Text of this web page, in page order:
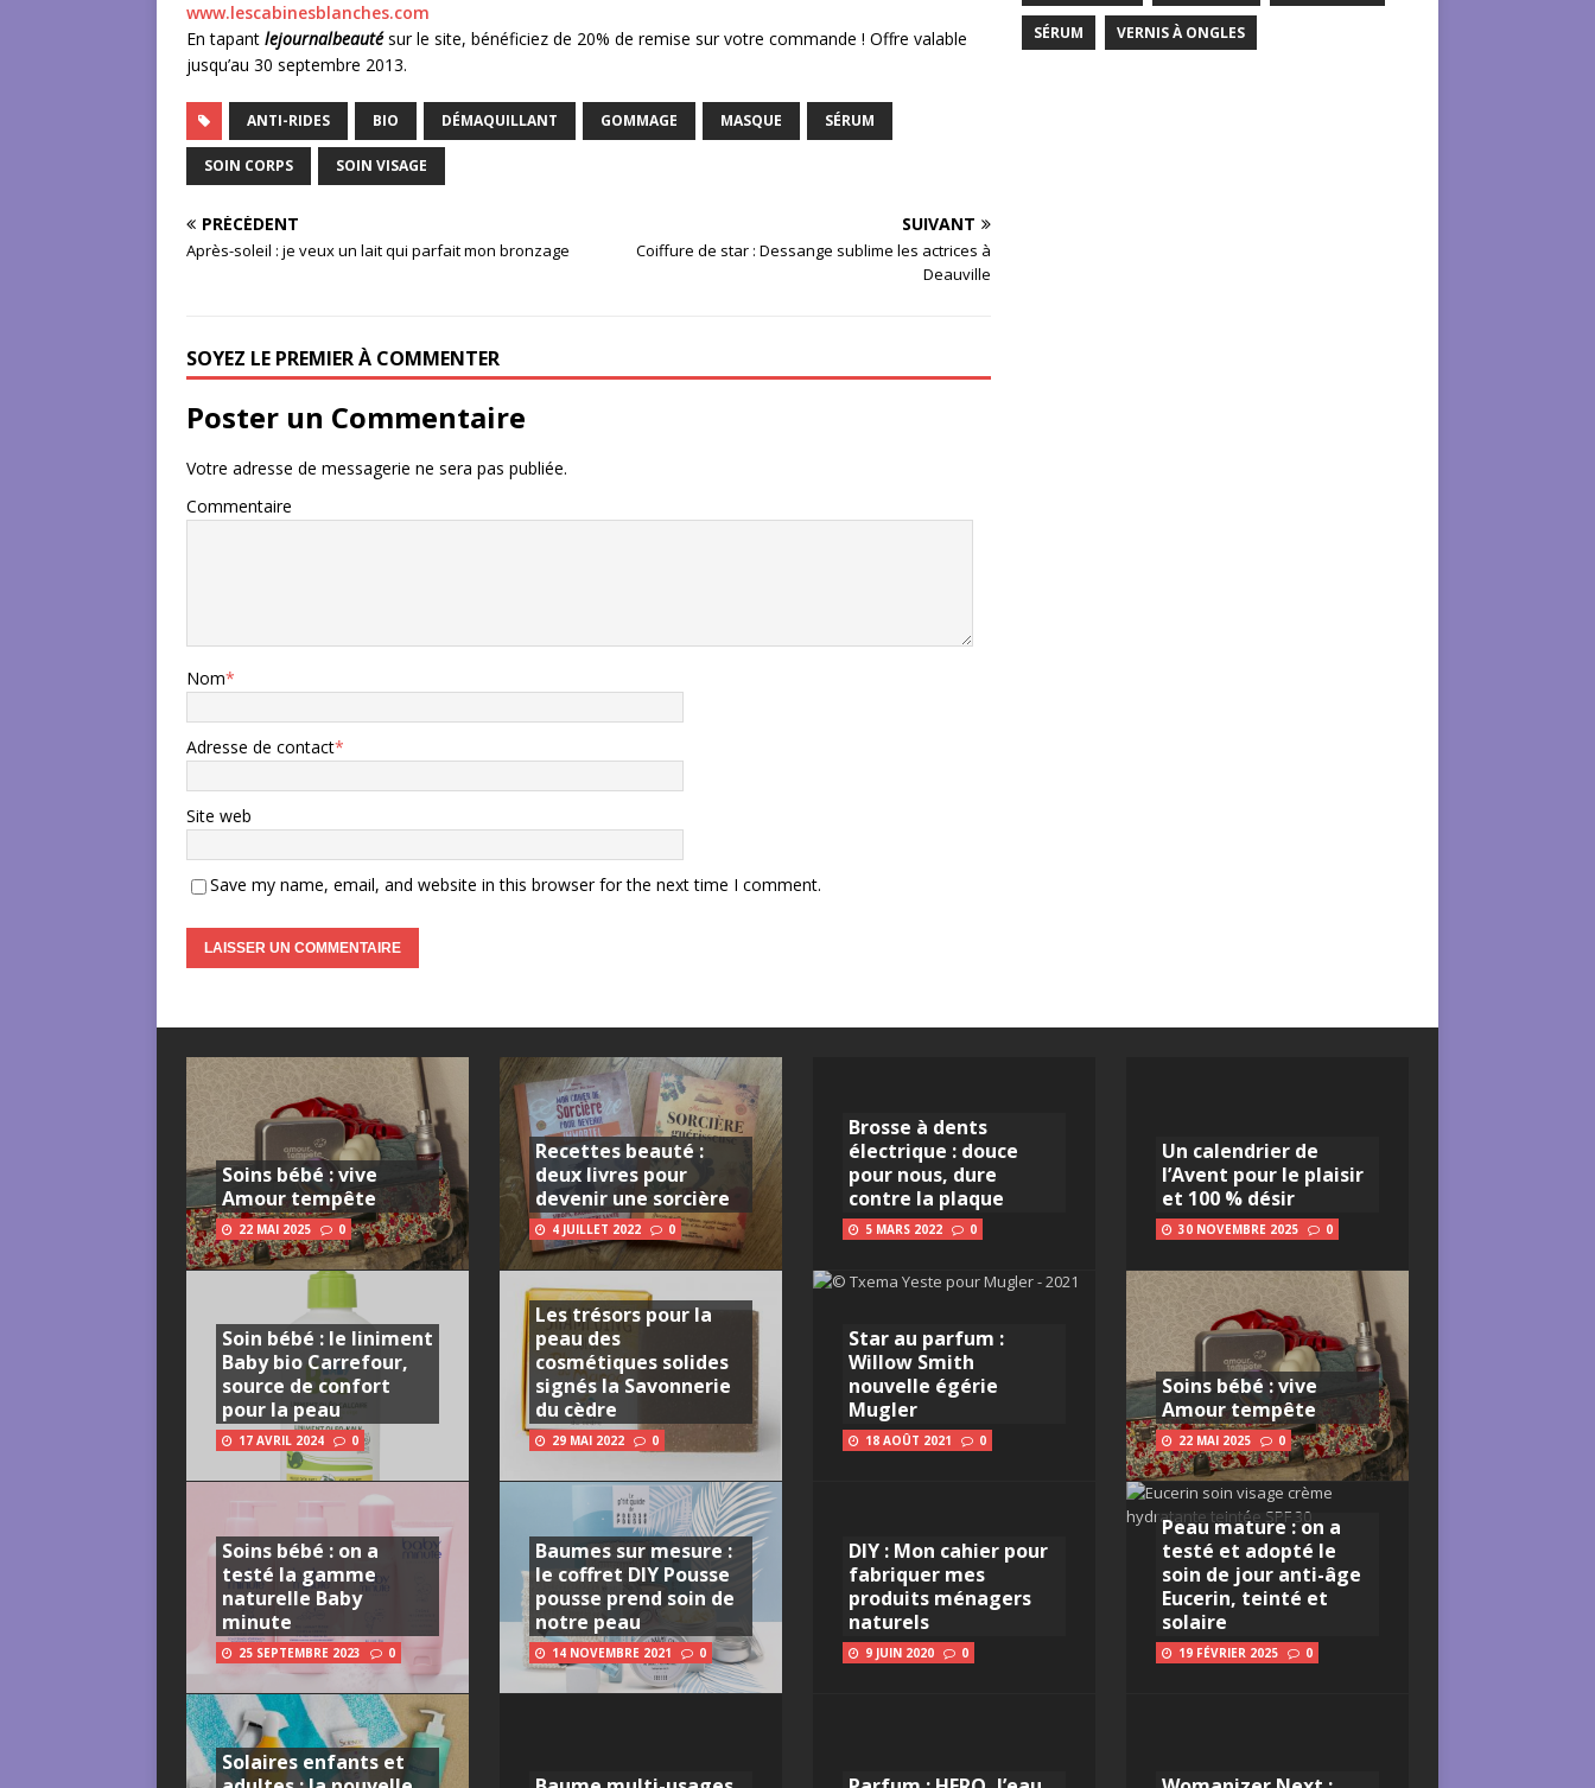
www.lescabinesblanches.com
En tapant lejournalbeautésur le site, bénéficiez de 20% de remise sur votre commande ! Offre valable
jusqu’au 30 septembre 2013.
ANTI-RIDES BIO DÉMAQUILLANT GOMMAGE MASQUE SÉRUM
SOIN CORPS SOIN VISAGE
PRÉCÉDENT
Après-soleil : je veux un lait qui parfait mon bronzage
SUIVANT
Coiffure de star : Dessange sublime les actrices à
Deauville
SOYEZ LE PREMIER À COMMENTER
Poster un Commentaire
Votre adresse de messagerie ne sera pas publiée.
Commentaire
Nom*
Adresse de contact*
Site web
Save my name, email, and website in this browser for the next time I comment.
SÉRUM VERNIS À ONGLES
Soins bébé : vive
Amour tempête
22 MAI 2025 0
Soin bébé : le liniment
Baby bio Carrefour,
source de confort
pour la peau
17 AVRIL 2024 0
Soins bébé : on a
testé la gamme
naturelle Baby
minute
25 SEPTEMBRE 2023 0
Solaires enfants et
Recettes beauté :
deux livres pour
devenir une sorcière
4 JUILLET 2022 0
Les trésors pour la
peau des
cosmétiques solides
signés la Savonnerie
du cèdre
29 MAI 2022 0
Baumes sur mesure :
le coffret DIY Pousse
pousse prend soin de
notre peau
14 NOVEMBRE 2021 0
Brosse à dents
électrique : douce
pour nous, dure
contre la plaque
5 MARS 2022 0
Star au parfum :
Willow Smith
nouvelle égérie
Mugler
18 AOÛT 2021 0
DIY : Mon cahier pour
fabriquer mes
produits ménagers
naturels
9 JUIN 2020 0
Un calendrier de
l’Avent pour le plaisir
et 100 % désir
30 NOVEMBRE 2025 0
Soins bébé : vive
Amour tempête
22 MAI 2025 0
Peau mature : on a
testé et adopté le
soin de jour anti-âge
Eucerin, teinté et
solaire
19 FÉVRIER 2025 0